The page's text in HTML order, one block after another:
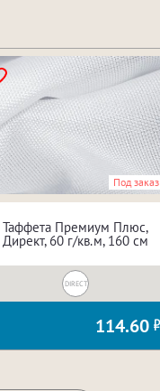
Под заказ
Таффета Премиум Плюс,
Директ, 60 г/кв.м, 160 см
DIRECT
114.60